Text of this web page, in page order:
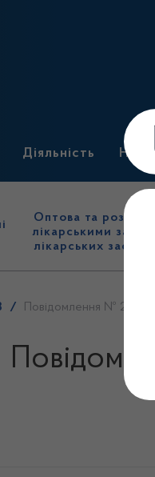
Діяльність
Оптова та
лікарськими
лікарських
/ Повідомлення № 21/